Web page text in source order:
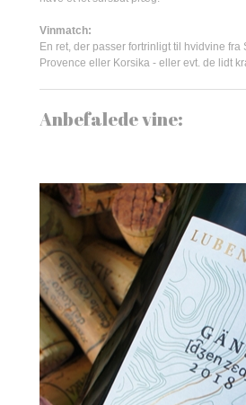
Vinmatch:
En ret, der passer fortrinligt til hvidvine fra
Provence eller Korsika - eller evt. de lidt
Anbefalede vine: